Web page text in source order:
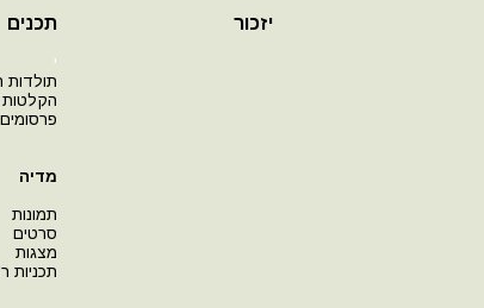
יזכור תכנים
י
תולדות
פרסומים
מדיה
תמונות
סרטים
מצגות
תכניות